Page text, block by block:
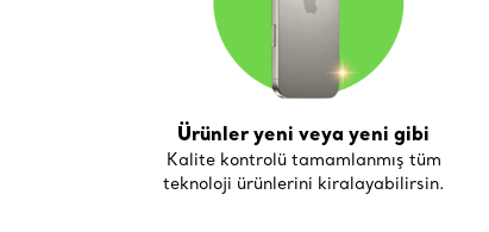
Ürünler yeni veya yeni gibi
Kalite kontrolü tamamlanmış tüm
teknoloji ürünlerini kiralayabilirsin.